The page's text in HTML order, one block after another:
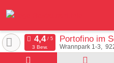
Portofino im
Wrannpark 1-3
3 Bew.